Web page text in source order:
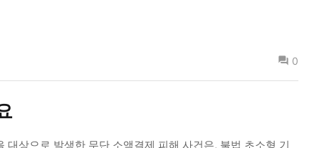
0
상으로 발생한 무단 소액결제 피해 사건은, 불법 초소형 기